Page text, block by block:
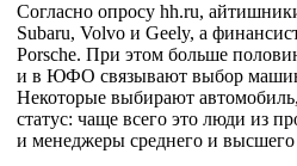
Согласно опросу hh.ru,
Subaru, Volvo и Geely, а
Porsche. При этом больше
и в ЮФО связывают выбор
Некоторые выбирают
статус: чаще всего это люди из
и менеджеры среднего и высшего